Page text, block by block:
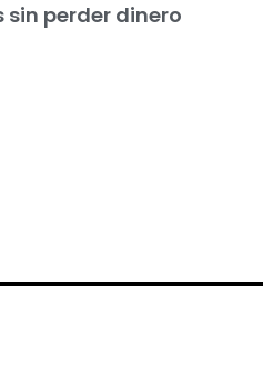
sin perder dinero